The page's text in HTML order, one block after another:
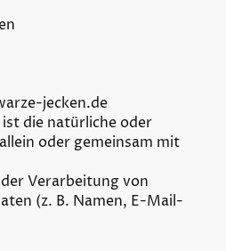
jecken.de
die natürliche oder
oder gemeinsam mit
Verarbeitung von
(z. B. Namen, E-Mail-